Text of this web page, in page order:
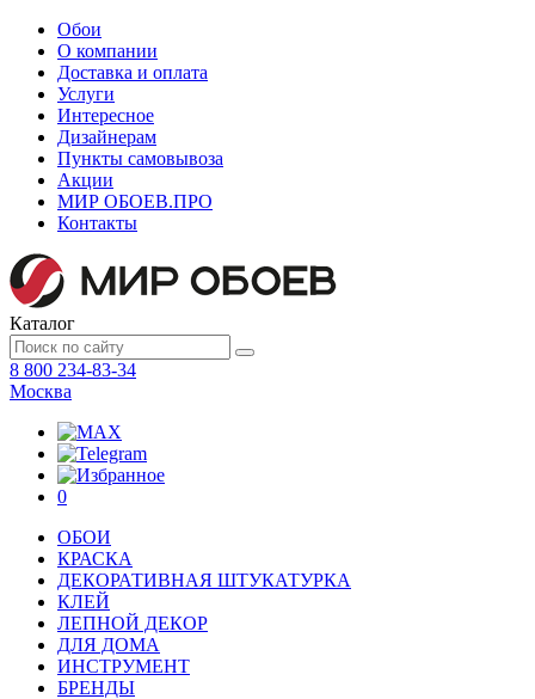
Обои
О компании
Доставка и оплата
Услуги
Интересное
Дизайнерам
Пункты самовывоза
Акции
МИР ОБОЕВ.ПРО
Контакты
Каталог
8 800 234-83-34
Москва
0
ОБОИ
КРАСКА
ДЕКОРАТИВНАЯ ШТУКАТУРКА
КЛЕЙ
ЛЕПНОЙ ДЕКОР
ДЛЯ ДОМА
ИНСТРУМЕНТ
БРЕНДЫ